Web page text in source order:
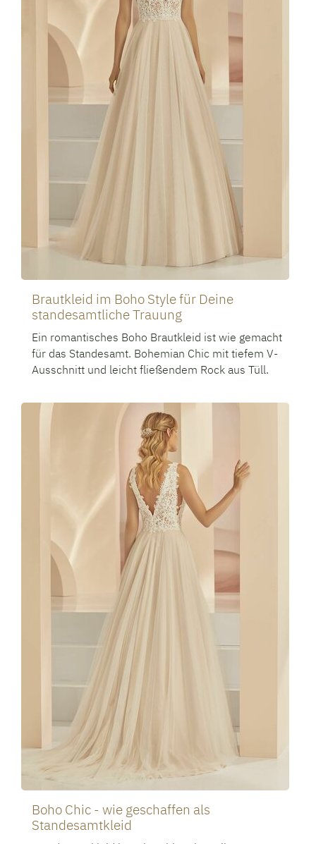
Brautkleid im Boho Style für Deine
standesamtliche Trauung
Ein romantisches Boho Brautkleid ist wie gemacht
für das Standesamt. Bohemian Chic mit tiefem V-
Ausschnitt und leicht fließendem Rock aus Tüll.
Boho Chic - wie geschaffen als
Standesamtkleid